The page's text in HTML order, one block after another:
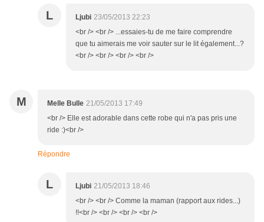
L Ljubi 23/05/2013 22:23
<br /> <br /> ...essaies-tu de me faire comprendre
que tu aimerais me voir sauter sur le lit également...?
<br /> <br /> <br /> <br />
M Melle Bulle 21/05/2013 17:49
<br /> Elle est adorable dans cette robe qui n'a pas pris une
ride :)<br />
Répondre
L Ljubi 21/05/2013 18:46
<br /> <br /> Comme la maman (rapport aux rides...)
!!<br /> <br /> <br /> <br />